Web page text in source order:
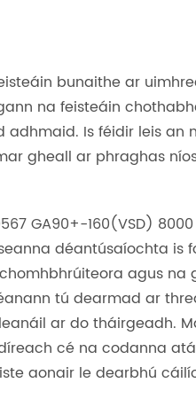
bunaithe ar
na feisteáin
Is féidir leis an
gheall ar phraghas
GA90+-160(VSD) 8000
déantúsaíochta is
agus na
tú dearmad ar
ar do tháirgeadh.
cé na codanna
aonair le dearbhú